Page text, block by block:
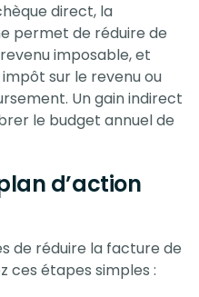
direct, la
permet de réduire de
imposable, et
sur le revenu ou
Un gain indirect
le budget annuel de
d’action
de réduire la facture de
ces étapes simples :